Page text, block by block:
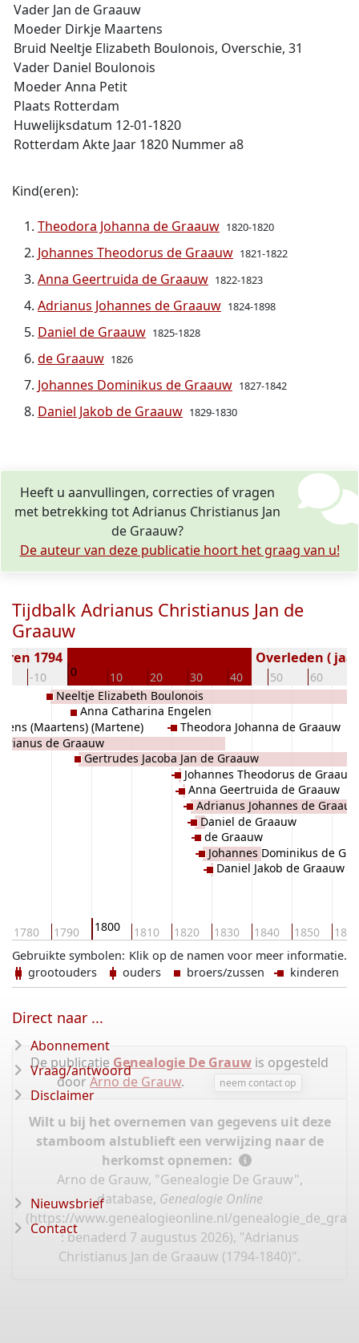
Vader Jan de Graauw
Moeder Dirkje Maartens
Bruid Neeltje Elizabeth Boulonois, Overschie, 31
Vader Daniel Boulonois
Moeder Anna Petit
Plaats Rotterdam
Huwelijksdatum 12-01-1820
Rotterdam Akte Jaar 1820 Nummer a8
Kind(eren):
Theodora Johanna de Graauw 1820-1820
Johannes Theodorus de Graauw 1821-1822
Anna Geertruida de Graauw 1822-1823
Adrianus Johannes de Graauw 1824-1898
Daniel de Graauw 1825-1828
de Graauw 1826
Johannes Dominikus de Graauw 1827-1842
Daniel Jakob de Graauw 1829-1830
Heeft u aanvullingen, correcties of vragen
met betrekking tot Adrianus Christianus Jan
de Graauw?
De auteur van deze publicatie hoort het graag van u!
Tijdbalk Adrianus Christianus Jan de
Graauw
-10 0 10 20 30 40 50 60
1794 Overleden (
1780 1790 1800 1810 1820 1830 1840 1850 1860
(Maartens) (Martene)
de Graauw
Neeltje Elizabeth Boulonois
Anna Catharina Engelen
Gertrudes Jacoba Jan de Graauw
Theodora Johanna de Graauw
Johannes Theodorus de Graauw
Anna Geertruida de Graauw
Adrianus Johannes de Graauw
Daniel de Graauw
de Graauw
Johannes Dominikus de
Daniel Jakob de Graauw
Klik op de namen voor meer informatie.
Gebruikte symbolen:
grootouders
ouders broers/zussen kinderen
De publicatie Genealogie De Grauw is opgesteld
doorArno de Grauw. neem contact op
Wilt u bij het overnemen van gegevens uit deze
stamboom alstublieft een verwijzing naar de
herkomst opnemen:
Arno de Grauw, "Genealogie De Grauw",
database, Genealogie Online
(https://www.genealogieonline.nl/
: benaderd 7 augustus 2026), "Adrianus
Christianus Jan de Graauw (1794-1840)".
Direct naar ...
Abonnement
Vraag/antwoord
Disclaimer
Nieuwsbrief
Contact